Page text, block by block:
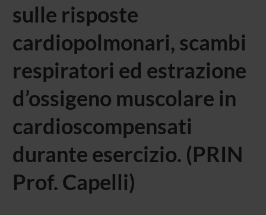
sulle risposte
cardiopolmonari, scambi
respiratori ed estrazione
d’ossigeno muscolare in
cardioscompensati
durante esercizio. (PRIN
Prof. Capelli)